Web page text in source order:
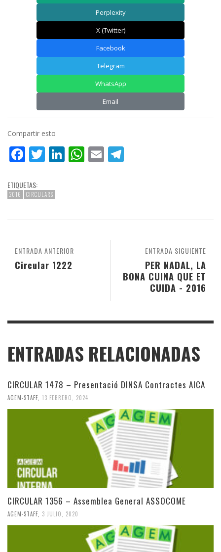
Perplexity
X (Twitter)
Facebook
Telegram
WhatsApp
Email
Compartir esto
Facebook
Twitter
LinkedIn
WhatsApp
Email
ETIQUETAS:
2016 CIRCULARS
ENTRADA SIGUIENTE
PER NADAL, LA
BONA CUINA QUE ET
CUIDA - 2016
ENTRADA ANTERIOR
Circular 1222
ENTRADAS RELACIONADAS
CIRCULAR 1478 – Presentació DINSA Contractes AICA
AGEM-STAFF 13 FEBRERO, 2024
CIRCULAR 1356 – Assemblea General ASSOCOME
AGEM-STAFF 3 JULIO, 2020